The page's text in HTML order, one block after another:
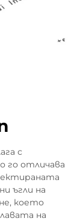
с
го отличава
ъгли на
което
на